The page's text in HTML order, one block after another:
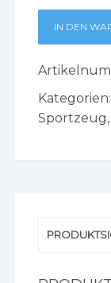
IN DEN
Kategorien:
Sportzeug